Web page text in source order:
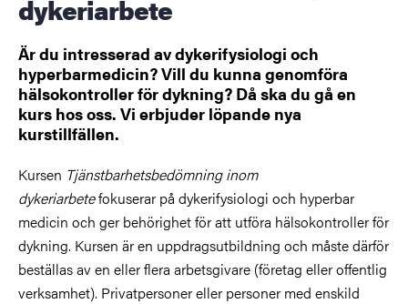
dykeriarbete
Är du intresserad av dykerifysiologi och
hyperbarmedicin? Vill du kunna genomföra
hälsokontroller för dykning? Då ska du gå en
kurs hos oss. Vi erbjuder löpande nya
kurstillfällen.
Kursen Tjänstbarhetsbedömning inom
dykeriarbetefokuserar på dykerifysiologi och hyperbar
medicin och ger behörighet för att utföra hälsokontroller för
dykning. Kursen är en uppdragsutbildning och måste därför
beställas av en eller flera arbetsgivare (företag eller offentlig
verksamhet). Privatpersoner eller personer med enskild